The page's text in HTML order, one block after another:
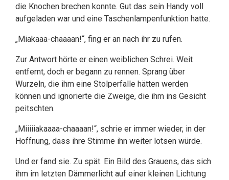
die Knochen brechen konnte. Gut das sein Handy voll
aufgeladen war und eine Taschenlampenfunktion hatte.
„Miakaaa-chaaaan!“, fing er an nach ihr zu rufen.
Zur Antwort hörte er einen weiblichen Schrei. Weit
entfernt, doch er begann zu rennen. Sprang über
Wurzeln, die ihm eine Stolperfalle hätten werden
können und ignorierte die Zweige, die ihm ins Gesicht
peitschten.
„Miiiiiakaaaa-chaaaan!“, schrie er immer wieder, in der
Hoffnung, dass ihre Stimme ihn weiter lotsen würde.
Und er fand sie. Zu spät. Ein Bild des Grauens, das sich
ihm im letzten Dämmerlicht auf einer kleinen Lichtung